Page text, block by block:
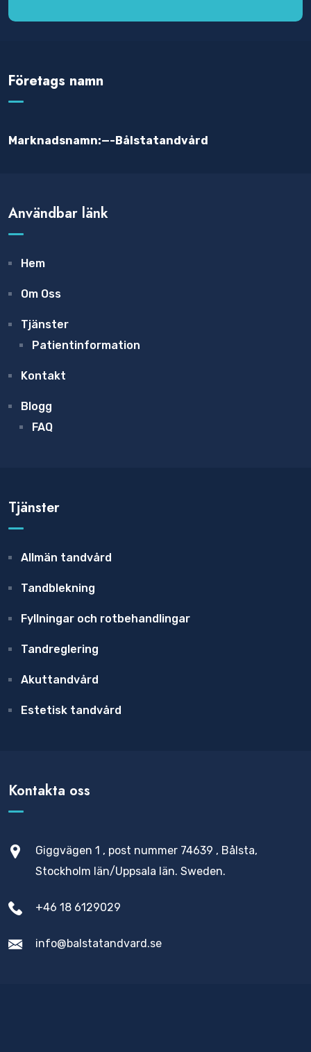
Företags namn
Marknadsnamn:—-Bålstatandvård
Användbar länk
Hem
Om Oss
Tjänster
Patientinformation
Kontakt
Blogg
FAQ
Tjänster
Allmän tandvård
Tandblekning
Fyllningar och rotbehandlingar
Tandreglering
Akuttandvård
Estetisk tandvård
Kontakta oss
Giggvägen 1 , post nummer 74639 , Bålsta,
Stockholm län/Uppsala län. Sweden.
+46 18 6129029
info@balstatandvard.se